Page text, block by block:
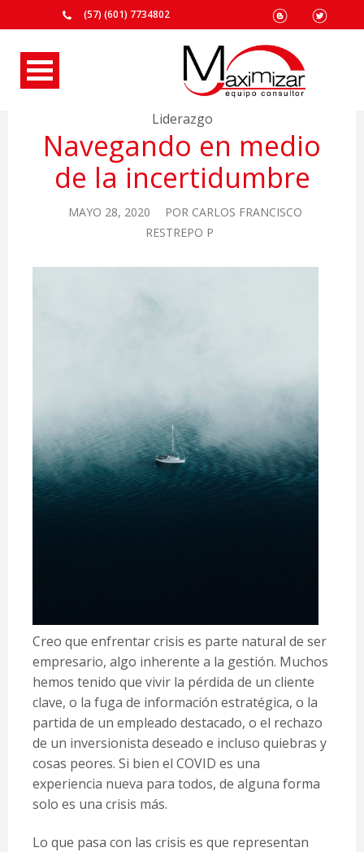
(57) (601) 7734802
Liderazgo
Navegando en medio
de la incertidumbre
MAYO 28, 2020 POR CARLOS FRANCISCO
RESTREPO P
Creo que enfrentar crisis es parte natural de ser
empresario, algo inherente a la gestión. Muchos
hemos tenido que vivir la pérdida de un cliente
clave, o la fuga de información estratégica, o la
partida de un empleado destacado, o el rechazo
de un inversionista deseado e incluso quiebras y
cosas peores. Si bien el COVID es una
experiencia nueva para todos, de alguna forma
solo es una crisis más.
Lo que pasa con las crisis es que representan